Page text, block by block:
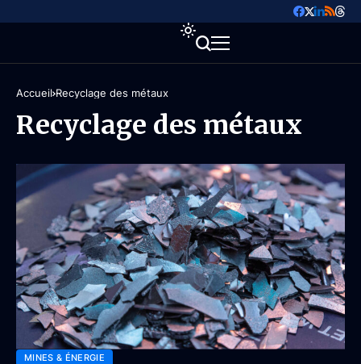
Accueil Recyclage des métaux
Recyclage des métaux
MINES & ÉNERGIE